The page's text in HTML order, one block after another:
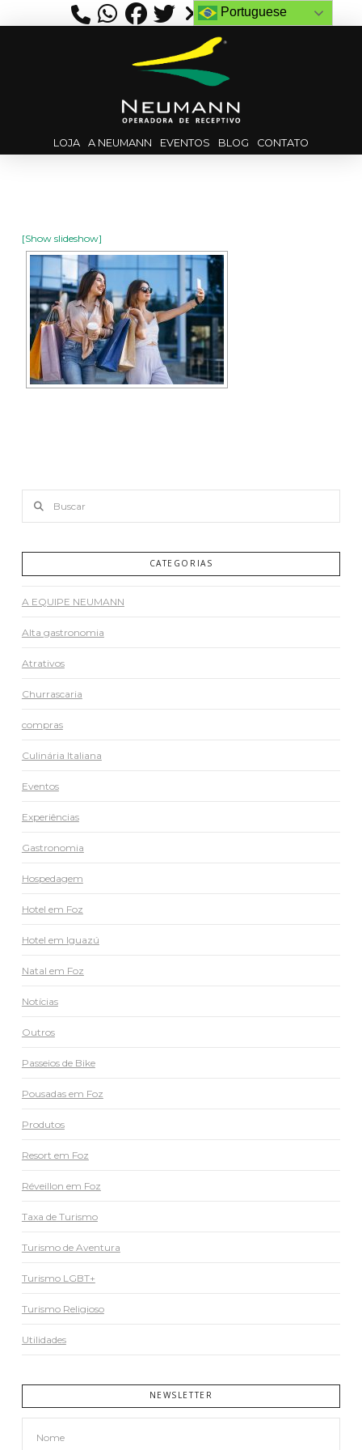
LOJA A NEUMANN EVENTOS BLOG CONTATO
[Show slideshow]
CATEGORIAS
A EQUIPE NEUMANN
Alta gastronomia
Atrativos
Churrascaria
compras
Culinária Italiana
Eventos
Experiências
Gastronomia
Hospedagem
Hotel em Foz
Hotel em Iguazú
Natal em Foz
Notícias
Outros
Passeios de Bike
Pousadas em Foz
Produtos
Resort em Foz
Réveillon em Foz
Taxa de Turismo
Turismo de Aventura
Turismo LGBT+
Turismo Religioso
Utilidades
NEWSLETTER
Portuguese